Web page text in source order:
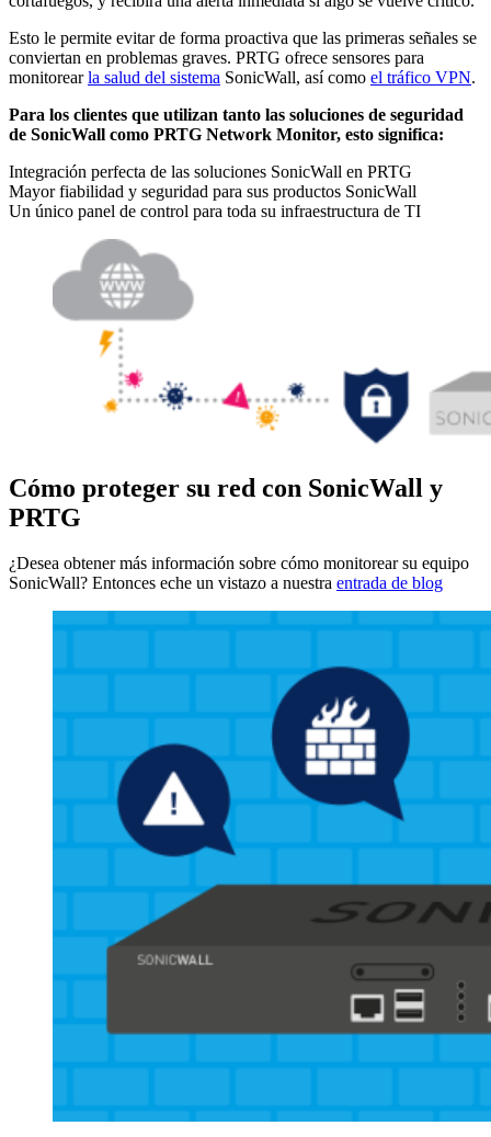
Esto le permite evitar de forma proactiva que las primeras señales se
conviertan en problemas graves. PRTG ofrece sensores para
monitorearla salud del sistema SonicWall, así como el tráfico VPN.
Para los clientes que utilizan tanto las soluciones de seguridad
de SonicWall como PRTG Network Monitor, esto significa:
Integración perfecta de las soluciones SonicWall en PRTG
Mayor fiabilidad y seguridad para sus productos SonicWall
Un único panel de control para toda su infraestructura de TI
Cómo proteger su red con SonicWall y
PRTG
¿Desea obtener más información sobre cómo monitorear su equipo
SonicWall? Entonces eche un vistazo a nuestra entrada de blog